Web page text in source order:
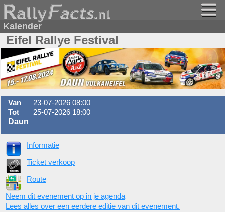
Kalender
Eifel Rallye Festival
Van
23-07-2026 08:00
Tot
25-07-2026 18:00
Daun
Informatie
Ticket verkoop
Route
Neem dit evenement op in je agenda
Lees alles over een eerdere editie van dit evenement.